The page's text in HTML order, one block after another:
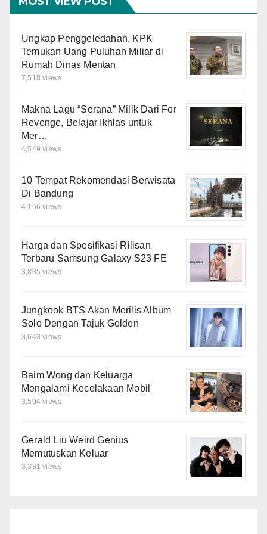
Ungkap Penggeledahan, KPK
Temukan Uang Puluhan Miliar di
Rumah Dinas Mentan
7,518 views
Makna Lagu “Serana” Milik Dari For
Revenge, Belajar Ikhlas untuk
Mer…
4,549 views
10 Tempat Rekomendasi Berwisata
Di Bandung
4,166 views
Harga dan Spesifikasi Rilisan
Terbaru Samsung Galaxy S23 FE
3,835 views
Jungkook BTS Akan Merilis Album
Solo Dengan Tajuk Golden
3,643 views
Baim Wong dan Keluarga
Mengalami Kecelakaan Mobil
3,504 views
Gerald Liu Weird Genius
Memutuskan Keluar
3,381 views